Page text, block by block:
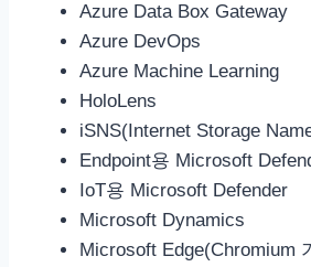
Azure Data Box Gateway
Azure DevOps
Azure Machine Learning
HoloLens
iSNS(Internet Storage
Endpoint용 Microsoft
IoT용 Microsoft Defender
Microsoft Dynamics
Microsoft Edge(Chromium